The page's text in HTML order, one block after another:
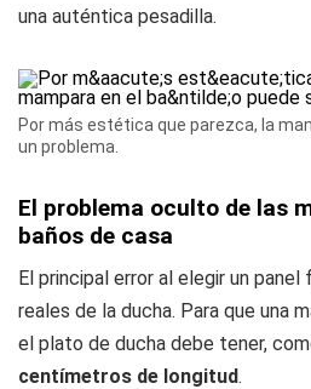
una auténtica pesadilla.
Por más estética que parezca, la
un problema.
El problema oculto de las
baños de casa
El principal error al elegir un panel
reales de la ducha. Para que una
el plato de ducha debe tener,
centímetros de longitud.